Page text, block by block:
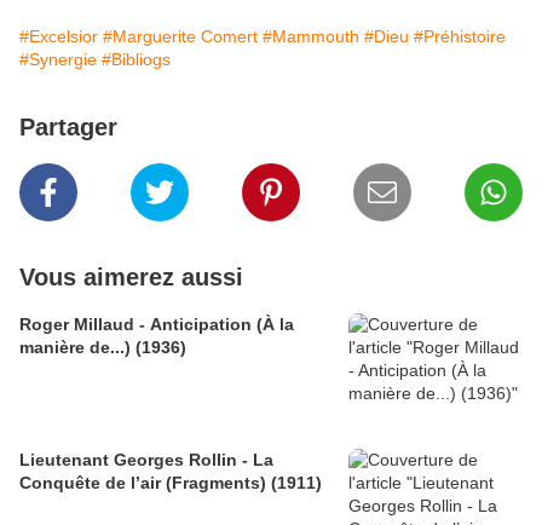
#Excelsior #Marguerite Comert #Mammouth #Dieu #Préhistoire
#Synergie #Bibliogs
Partager
Vous aimerez aussi
Roger Millaud - Anticipation (À la
manière de...) (1936)
Lieutenant Georges Rollin - La
Conquête de l’air (Fragments) (1911)